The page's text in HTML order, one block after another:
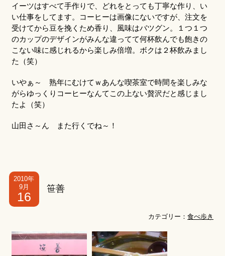
イーツはすべて手作りで、どれをとっても丁寧な作り、い
い仕事をしてます。コーヒーは画像にないですが、注文を
受けてから豆を挽くため香り、風味はバツグン。１つ１つ
のカップのデザインがみんな違ってて何杯飲んでも飽きの
こない味に感じれるから楽しみ倍増。ボクは２杯飲みまし
た（笑）
いやぁ～ 熟年にむけてｗあんな喫茶室で時間を楽しみな
がらゆっくりコーヒーなんてこの上ない贅沢だと感じまし
たよ（笑）
山田さ～ん また行くでね～！
2010年
9月
16
笹善
カテゴリー：食べ歩き